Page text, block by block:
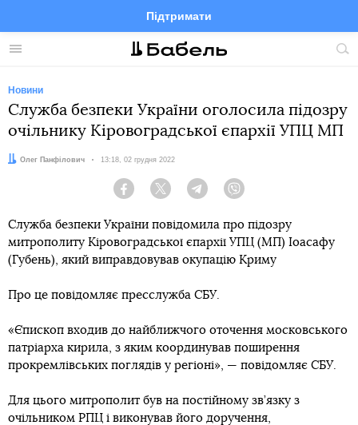
Меню
Підтримати
FacebookTelegramTwitter
Новини
Служба безпеки України оголосила підозру
очільнику Кіровоградської єпархії УПЦ МП
Автор:
Олег Панфілович Дата:
13:18, 02 грудня 2022
Facebook Twitter Telegram
Служба безпеки України повідомила про підозру
митрополиту Кіровоградської єпархії УПЦ (МП) Іоасафу
(Губень), який виправдовував окупацію Криму
Про це повідомляє пресслужба СБУ.
«Єпископ входив до найближчого оточення московського
патріарха кирила, з яким координував поширення
прокремлівських поглядів у регіоні», — повідомляє СБУ.
Для цього митрополит був на постійному зв’язку з
очільником РПЦ і виконував його доручення,